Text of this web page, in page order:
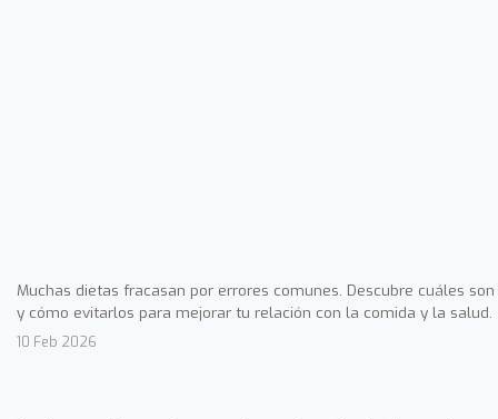
Muchas dietas fracasan por errores comunes. Descubre cuáles son
y cómo evitarlos para mejorar tu relación con la comida y la salud.
10 Feb 2026